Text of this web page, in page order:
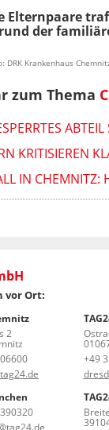
Elternpaare
der
DRK Krankenhaus
zum Thema
KRITISIEREN
IN CHEMNITZ:
vor Ort:
2
+49